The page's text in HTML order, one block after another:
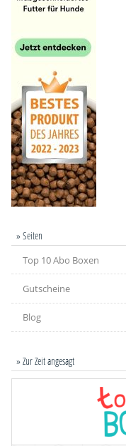
» Seiten
Top 10 Abo Boxen
Gutscheine
Blog
» Zur Zeit angesagt